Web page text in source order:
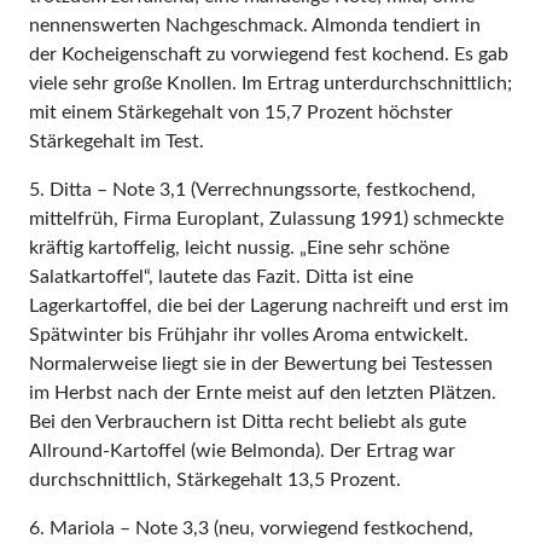
nennenswerten Nachgeschmack. Almonda tendiert in
der Kocheigenschaft zu vorwiegend fest kochend. Es gab
viele sehr große Knollen. Im Ertrag unterdurchschnittlich;
mit einem Stärkegehalt von 15,7 Prozent höchster
Stärkegehalt im Test.
5. Ditta – Note 3,1 (Verrechnungssorte, festkochend,
mittelfrüh, Firma Europlant, Zulassung 1991) schmeckte
kräftig kartoffelig, leicht nussig. „Eine sehr schöne
Salatkartoffel“, lautete das Fazit. Ditta ist eine
Lagerkartoffel, die bei der Lagerung nachreift und erst im
Spätwinter bis Frühjahr ihr volles Aroma entwickelt.
Normalerweise liegt sie in der Bewertung bei Testessen
im Herbst nach der Ernte meist auf den letzten Plätzen.
Bei den Verbrauchern ist Ditta recht beliebt als gute
Allround-Kartoffel (wie Belmonda). Der Ertrag war
durchschnittlich, Stärkegehalt 13,5 Prozent.
6. Mariola – Note 3,3 (neu, vorwiegend festkochend,